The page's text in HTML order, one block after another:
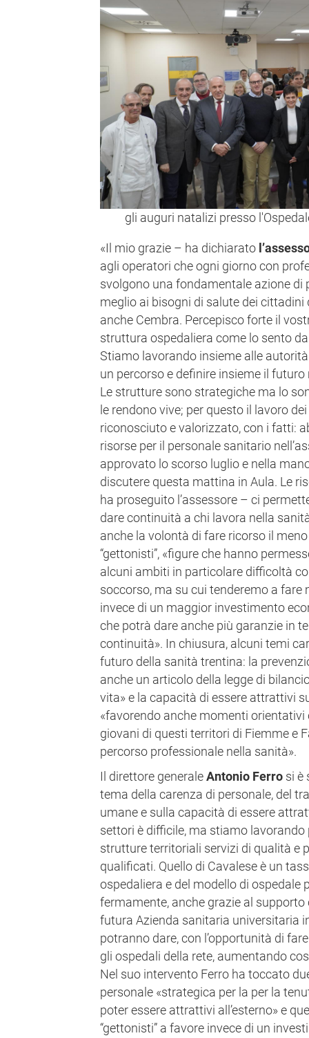
gli auguri natalizi presso
«Il mio grazie – ha dichiarato
agli operatori che ogni giorno con
svolgono una fondamentale azione di
meglio ai bisogni di salute dei cittadini
anche Cembra. Percepisco forte il
struttura ospedaliera come lo sento
Stiamo lavorando insieme alle
un percorso e definire insieme il
Le strutture sono strategiche ma lo
le rendono vive; per questo il lavoro
riconosciuto e valorizzato, con i fatti:
risorse per il personale sanitario
approvato lo scorso luglio e nella
discutere questa mattina in Aula. Le
ha proseguito l’assessore – ci
dare continuità a chi lavora nella
anche la volontà di fare ricorso il
“gettonisti”, «figure che hanno
alcuni ambiti in particolare difficoltà
soccorso, ma su cui tenderemo a
invece di un maggior investimento
che potrà dare anche più garanzie in
continuità». In chiusura, alcuni temi
futuro della sanità trentina: la
anche un articolo della legge di
vita» e la capacità di essere attrattivi
«favorendo anche momenti
giovani di questi territori di Fiemme e
percorso professionale nella sanità».
Il direttore generaleAntonio Ferro si è
tema della carenza di personale, del
umane e sulla capacità di essere
settori è difficile, ma stiamo lavorando
strutture territoriali servizi di qualità e
qualificati. Quello di Cavalese è un
ospedaliera e del modello di ospedale
fermamente, anche grazie al
futura Azienda sanitaria universitaria
potranno dare, con l’opportunità di
gli ospedali della rete, aumentando
Nel suo intervento Ferro ha toccato
personale «strategica per la per la
poter essere attrattivi all’esterno» e
“gettonisti” a favore invece di un